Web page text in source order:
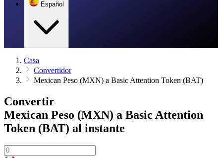
Español
Casa
Convertidor
Mexican Peso (MXN) a Basic Attention Token (BAT)
Convertir
Mexican Peso (MXN) a Basic Attention
Token (BAT) al instante